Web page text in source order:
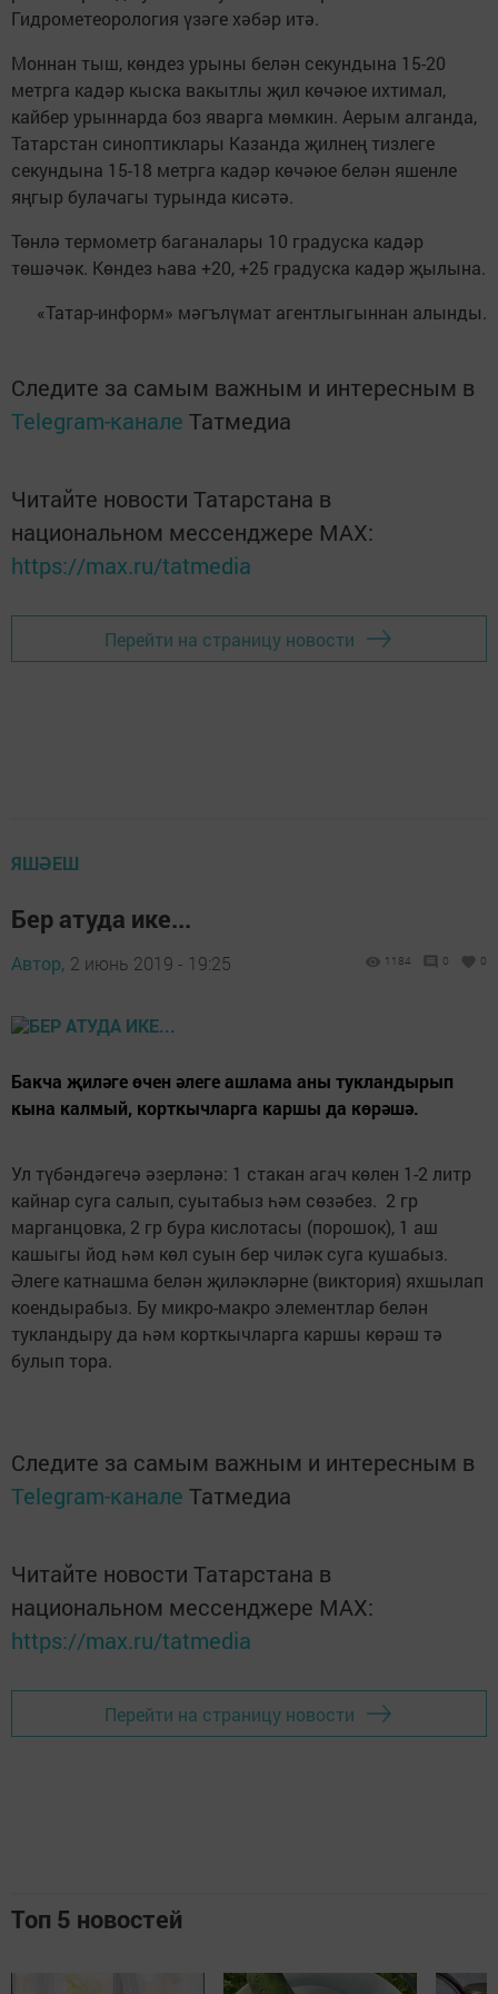
Гидрометеорология үзәге хәбәр итә.
Моннан тыш, көндез урыны белән секундына 15-20
метрга кадәр кыска вакытлы җил көчәюе ихтимал,
кайбер урыннарда боз яварга мөмкин. Аерым алганда,
Татарстан синоптиклары Казанда җилнең тизлеге
секундына 15-18 метрга кадәр көчәюе белән яшенле
яңгыр булачагы турында кисәтә.
Төнлә термометр баганалары 10 градуска кадәр
төшәчәк. Көндез һава +20, +25 градуска кадәр җылына.
«Татар-информ» мәгълүмат агентлыгыннан алынды.
Следите за самым важным и интересным в
Telegram-канале Татмедиа
Читайте новости Татарстана в
национальном мессенджере MАХ:
https://max.ru/tatmedia
Перейти на страницу новости
ЯШӘЕШ
Бер атуда ике...
Автор, 2 июнь 2019 - 19:25 1184 0 0
Бакча җиләге өчен әлеге ашлама аны тукландырып
кына калмый, корткычларга каршы да көрәшә.
Ул түбәндәгечә әзерләнә: 1 стакан агач көлен 1-2 литр
кайнар суга салып, суытабыз һәм сөзәбез. 2 гр
марганцовка, 2 гр бура кислотасы (порошок), 1 аш
кашыгы йод һәм көл суын бер чиләк суга кушабыз.
Әлеге катнашма белән җиләкләрне (виктория) яхшылап
коендырабыз. Бу микро-макро элементлар белән
тукландыру да һәм корткычларга каршы көрәш тә
булып тора.
Следите за самым важным и интересным в
Telegram-канале Татмедиа
Читайте новости Татарстана в
национальном мессенджере MАХ:
https://max.ru/tatmedia
Перейти на страницу новости
Топ 5 новостей